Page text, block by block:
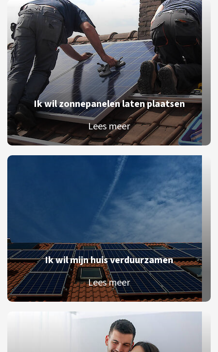
Ik wil zonnepanelen laten plaatsen
Lees meer
Ik wil mijn huis verduurzamen
Lees meer